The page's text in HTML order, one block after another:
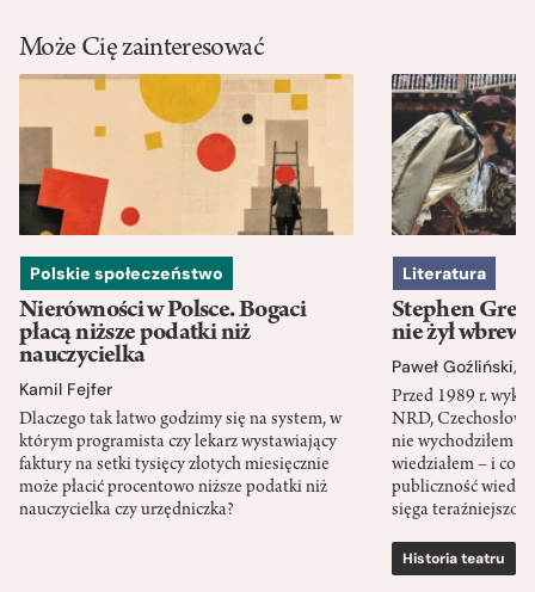
Może Cię zainteresować
Polskie społeczeństwo
Nierówności w Polsce. Bogaci
płacą niższe podatki niż
nauczycielka
Kamil Fejfer
Dlaczego tak łatwo godzimy się na system, w
którym programista czy lekarz wystawiający
faktury na setki tysięcy złotych miesięcznie
może płacić procentowo niższe podatki niż
nauczycielka czy urzędniczka?
Literatura
Stephen
nie żył wbrew
Paweł Goźliński,
Przed 1989 r.
NRD,
nie wychodziłem
wiedziałem – i co
publiczność
sięga
Historia teatru